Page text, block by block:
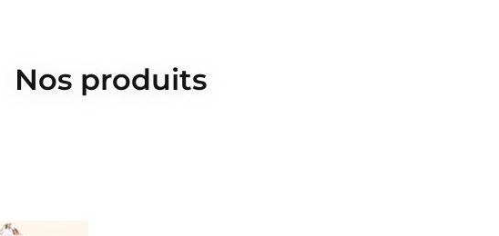
Nos produits